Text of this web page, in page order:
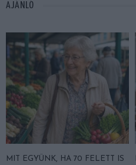
AJÁNLÓ
MIT EGYÜNK, HA 70 FELETT IS